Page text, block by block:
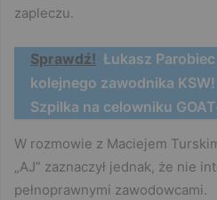
zapleczu.
Sprawdź! Łukasz Parobiec
kolejnego zawodnika
Szpilka na celowniku
W rozmowie z Maciejem
„AJ” zaznaczył jednak, że nie
pełnoprawnymi zawodowcami.